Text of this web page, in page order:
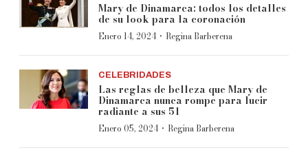
Mary de Dinamarca: todos los detalles
de su look para la coronación
Enero 14, 2024 · Regina Barberena
CELEBRIDADES
Las reglas de belleza que Mary de
Dinamarca nunca rompe para lucir
radiante a sus 51
Enero 05, 2024 · Regina Barberena